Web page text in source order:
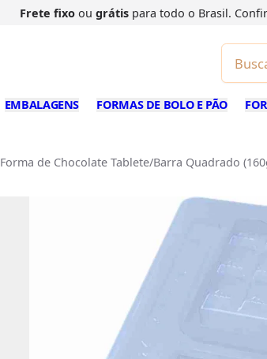
Frete fixoou grátispara todo o Brasil.
EMBALAGENS FORMAS DE BOLO E PÃO
Forma de Chocolate Tablete/Barra Quadrado